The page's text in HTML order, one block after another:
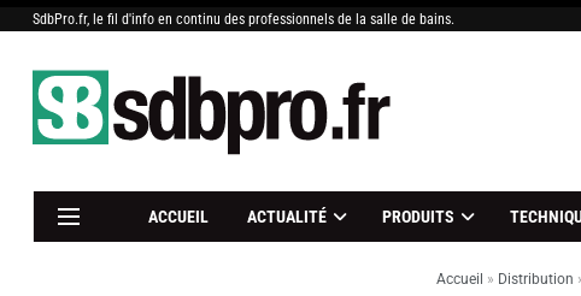
SdbPro.fr, le fil d'info en continu des professionnels de la salle de bains.
ACCUEIL ACTUALITÉ PRODUITS
Accueil » Distribution